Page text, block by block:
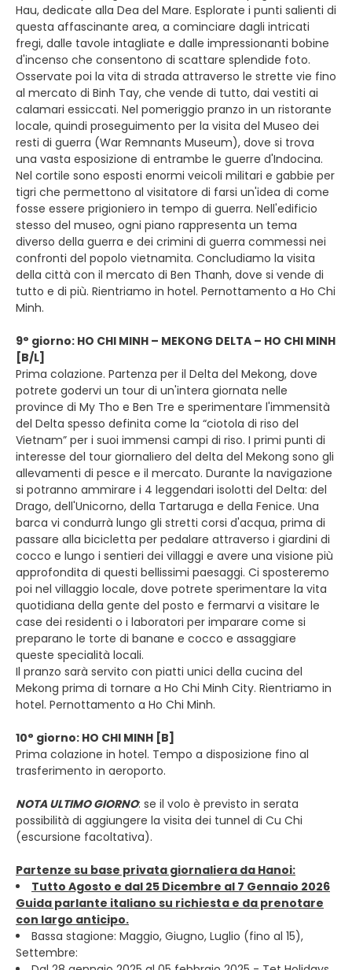
Hau, dedicate alla Dea del Mare. Esplorate i punti salienti di
questa affascinante area, a cominciare dagli intricati
fregi, dalle tavole intagliate e dalle impressionanti bobine
d'incenso che consentono di scattare splendide foto.
Osservate poi la vita di strada attraverso le strette vie fino
al mercato di Binh Tay, che vende di tutto, dai vestiti ai
calamari essiccati. Nel pomeriggio pranzo in un ristorante
locale, quindi proseguimento per la visita del Museo dei
resti di guerra (War Remnants Museum), dove si trova
una vasta esposizione di entrambe le guerre d'Indocina.
Nel cortile sono esposti enormi veicoli militari e gabbie per
tigri che permettono al visitatore di farsi un'idea di come
fosse essere prigioniero in tempo di guerra. Nell'edificio
stesso del museo, ogni piano rappresenta un tema
diverso della guerra e dei crimini di guerra commessi nei
confronti del popolo vietnamita. Concludiamo la visita
della città con il mercato di Ben Thanh, dove si vende di
tutto e di più. Rientriamo in hotel. Pernottamento a Ho Chi
Minh.
9° giorno: HO CHI MINH – MEKONG DELTA – HO CHI MINH
[B/L]
Prima colazione. Partenza per il Delta del Mekong, dove
potrete godervi un tour di un'intera giornata nelle
province di My Tho e Ben Tre e sperimentare l'immensità
del Delta spesso definita come la “ciotola di riso del
Vietnam” per i suoi immensi campi di riso. I primi punti di
interesse del tour giornaliero del delta del Mekong sono gli
allevamenti di pesce e il mercato. Durante la navigazione
si potranno ammirare i 4 leggendari isolotti del Delta: del
Drago, dell'Unicorno, della Tartaruga e della Fenice. Una
barca vi condurrà lungo gli stretti corsi d'acqua, prima di
passare alla bicicletta per pedalare attraverso i giardini di
cocco e lungo i sentieri dei villaggi e avere una visione più
approfondita di questi bellissimi paesaggi. Ci sposteremo
poi nel villaggio locale, dove potrete sperimentare la vita
quotidiana della gente del posto e fermarvi a visitare le
case dei residenti o i laboratori per imparare come si
preparano le torte di banane e cocco e assaggiare
queste specialità locali.
Il pranzo sarà servito con piatti unici della cucina del
Mekong prima di tornare a Ho Chi Minh City. Rientriamo in
hotel. Pernottamento a Ho Chi Minh.
10° giorno: HO CHI MINH [B]
Prima colazione in hotel. Tempo a disposizione fino al
trasferimento in aeroporto.
NOTA ULTIMO GIORNO: se il volo è previsto in serata
possibilità di aggiungere la visita dei tunnel di Cu Chi
(escursione facoltativa).
Partenze su base privata giornaliera da Hanoi:
Tutto Agosto e dal 25 Dicembre al 7 Gennaio 2026
Guida parlante italiano su richiesta e da prenotare
con largo anticipo.
Bassa stagione: Maggio, Giugno, Luglio (fino al 15),
Settembre: